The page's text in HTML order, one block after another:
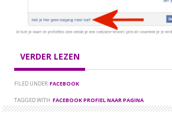
VERDER LEZEN
FILED UNDER:FACEBOOK
TAGGED WITH:FACEBOOK PROFIEL NAAR PAGINA